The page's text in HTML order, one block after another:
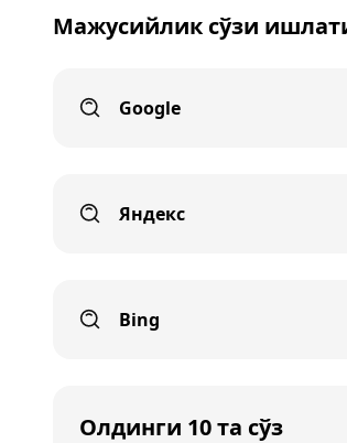
Мажусийлик сўзи
Google
Яндекс
Bing
Олдинги 10 та сўз